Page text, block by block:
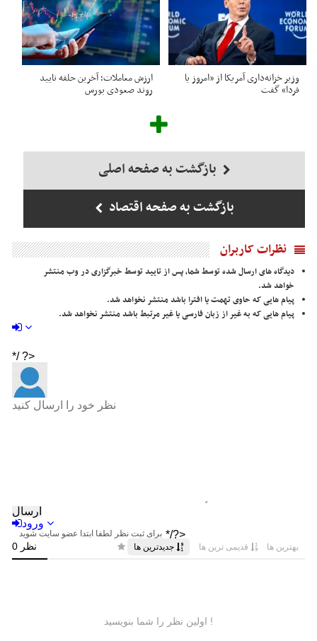
وزیر خزانه‌داری آمریکا از «امروز یا
فردا» گفت
ارزش معاملات؛ آخرین حلقه تایید
روند صعودی بورس
بازگشت به صفحه اصلی
بازگشت به صفحه اقتصاد
نظرات کاربران
دیدگاه های ارسال شده توسط شما، پس از تایید توسط خبرگزاری در وب منتشر
خواهد شد.
پیام هایی که حاوی تهمت یا افترا باشد منتشر نخواهد شد.
پیام هایی که به غیر از زبان فارسی یا غیر مرتبط باشد منتشر نخواهد شد.